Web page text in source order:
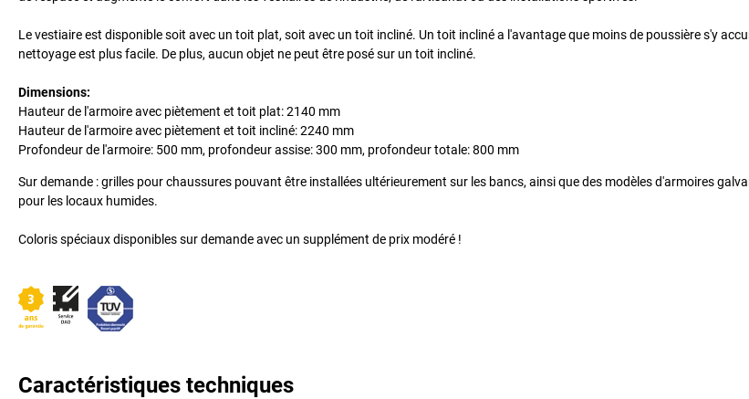
Le vestiaire est disponible soit avec un toit plat, soit avec un toit incliné. Un toit incliné a l'avantage que moins de poussière s'y
nettoyage est plus facile. De plus, aucun objet ne peut être posé sur un toit incliné.
Dimensions:
Hauteur de l'armoire avec piètement et toit plat: 2140 mm
Hauteur de l'armoire avec piètement et toit incliné: 2240 mm
Profondeur de l'armoire: 500 mm, profondeur assise: 300 mm, profondeur totale: 800 mm
Sur demande : grilles pour chaussures pouvant être installées ultérieurement sur les bancs, ainsi que des modèles d'armoires
pour les locaux humides.
Coloris spéciaux disponibles sur demande avec un supplément de prix modéré !
Caractéristiques techniques